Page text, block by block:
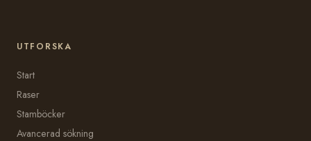
UTFORSKA
Start
Raser
Stamböcker
Avancerad sökning